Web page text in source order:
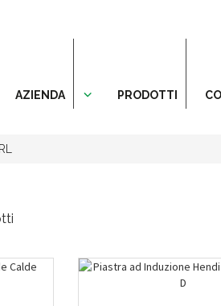
AZIENDA PRODOTTI